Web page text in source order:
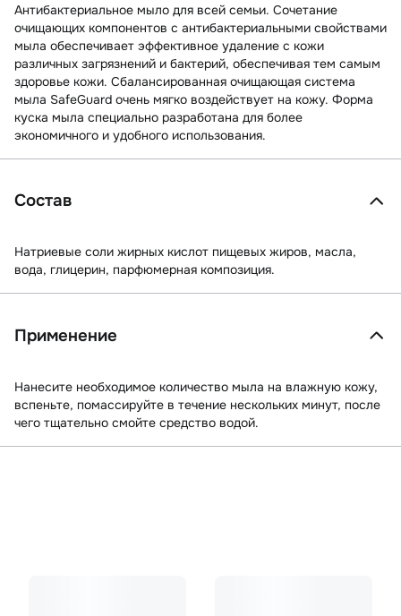
Антибактериальное мыло для всей семьи. Сочетание
очищающих компонентов с антибактериальными свойствами
мыла обеспечивает эффективное удаление с кожи
различных загрязнений и бактерий, обеспечивая тем самым
здоровье кожи. Сбалансированная очищающая система
мыла SafeGuard очень мягко воздействует на кожу. Форма
куска мыла специально разработана для более
экономичного и удобного использования.
Состав
Натриевые соли жирных кислот пищевых жиров, масла,
вода, глицерин, парфюмерная композиция.
Применение
Нанесите необходимое количество мыла на влажную кожу,
вспеньте, помассируйте в течение нескольких минут, после
чего тщательно смойте средство водой.